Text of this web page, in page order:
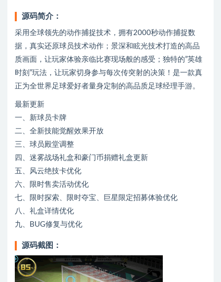
源码简介：
采用全球领先的动作捕捉技术，拥有2000秒动作捕捉数
据，真实还原球员技术动作；景深和眩光技术打造的高品
质画面，让玩家体验亲临比赛现场般的感受；独特的”英雄
时刻”玩法，让玩家切身参与每次传突射的决策！是一款真
正为全世界足球爱好者量身定制的高品质足球经理手游。
最新更新
一、新球员卡牌
二、全新技能觉醒效果开放
三、球员殿堂调整
四、迷雾战场礼盒和豪门币捐赠礼盒更新
五、风云绝技卡优化
六、限时售卖活动优化
七、限时探索、限时夺宝、巨星限定招募体验优化
八、礼盒详情优化
九、BUG修复与优化
源码截图：